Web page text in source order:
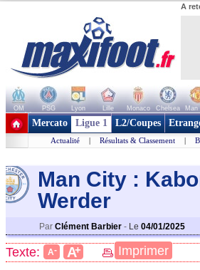
A
OM PSG Lyon Lille Monaco Chelsea Man
+ de clubs
Mercato Ligue 1 L2/Coupes
Actualité | Résultats & Classement |
Man City :
Werder
Par Clément Barbier - Le 04/01/2025
Texte: A- A+ Imprimer